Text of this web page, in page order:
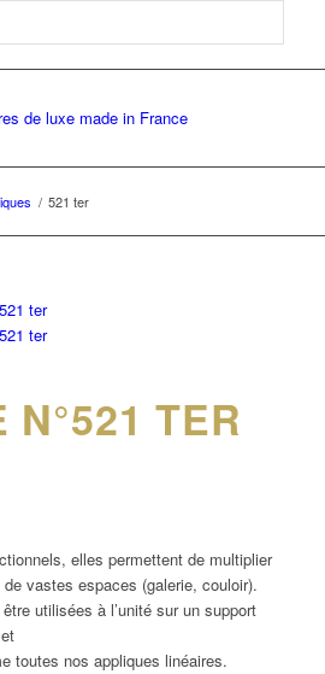
/ 521 ter
N°521 TER
elles permettent de multiplier
vastes espaces (galerie, couloir).
utilisées à l’unité sur un support
toutes nos appliques linéaires.